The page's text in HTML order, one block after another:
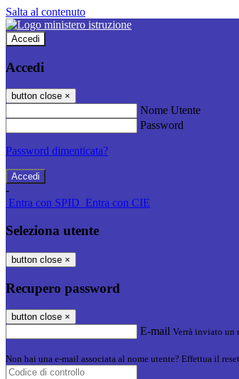
Salta al contenuto
Accedi
Accedi
button close ×
Nome Utente
Password
Password dimenticata?
-
Entra con SPID Entra con CIE
Seleziona utente
button close ×
Recupero password
button close ×
E-mail Verrà inviato un
Non hai una e-mail associata al nome utente? Effettua il